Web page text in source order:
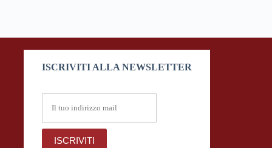
ISCRIVITI ALLA NEWSLETTER